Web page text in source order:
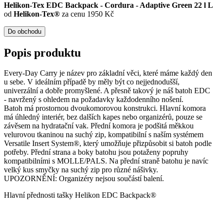
Helikon-Tex EDC Backpack - Cordura - Adaptive Green 22 l L
od Helikon-Tex® za cenu 1950 Kč
Do obchodu
Popis produktu
Every-Day Carry je název pro základní věci, které máme každý den
u sebe. V ideálním případě by měly být co nejjednodušší,
univerzální a dobře promyšlené. A přesně takový je náš batoh EDC
- navržený s ohledem na požadavky každodenního nošení.
Batoh má prostornou dvoukomorovou konstrukci. Hlavní komora
má úhledný interiér, bez dalších kapes nebo organizérů, pouze se
závěsem na hydratační vak. Přední komora je podšitá měkkou
velurovou tkaninou na suchý zip, kompatibilní s naším systémem
Versatile Insert System®, který umožňuje přizpůsobit si batoh podle
potřeby. Přední strana a boky batohu jsou potaženy popruhy
kompatibilními s MOLLE/PALS. Na přední straně batohu je navíc
velký kus smyčky na suchý zip pro různé nášivky.
UPOZORNĚNÍ: Organizéry nejsou součástí balení.
Hlavní přednosti tašky Helikon EDC Backpack®